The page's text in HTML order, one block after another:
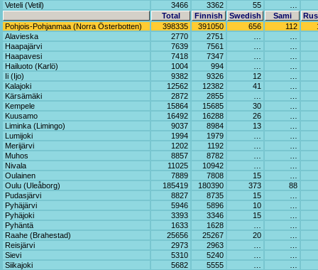
Veteli (Vetil)
3466 3362 55
Total
Finnish Swedish Sami
Pohjois-Pohjanmaa (Norra Österbotten)
398335 391050 656 112
Alavieska
2770 2751
Haapajärvi
7639 7561
Haapavesi
7418 7347
Hailuoto (Karlö)
1004 994
Ii (Ijo)
9382 9326 12
Kalajoki
12562 12382 41
Kärsämäki
2872 2855
Kempele
15864 15685 30
Kuusamo
16492 16288 26
Liminka (Limingo)
9037 8984 13
Lumijoki
1994 1979
Merijärvi
1202 1192
Muhos
8857 8782
Nivala
11025 10942
Oulainen
7889 7808 15
Oulu (Uleåborg)
185419 180390 373
88
Pudasjärvi
8827 8735 15
Pyhäjärvi
5946 5896 10
Pyhäjoki
3393 3346 15
Pyhäntä
1633 1628
Raahe (Brahestad)
25656 25267 20
Reisjärvi
2973 2963
Sievi
5310 5240
Siikajoki
5682 5555